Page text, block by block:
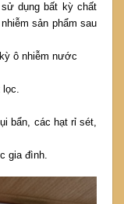
dụng bất kỳ chất
sản phẩm sau
ô nhiễm nước
lọc.
bẩn, các hạt rỉ sét,
gia đình.